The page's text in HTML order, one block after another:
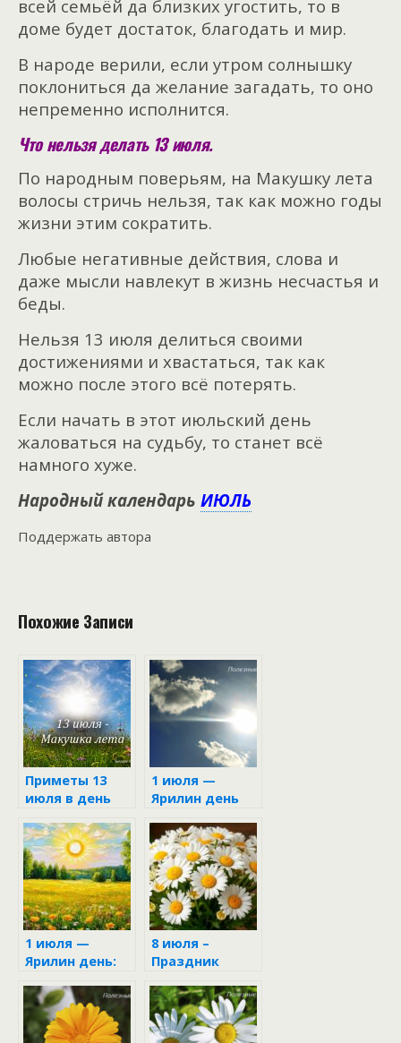
всей семьёй да близких угостить, то в
доме будет достаток, благодать и мир.
В народе верили, если утром солнышку
поклониться да желание загадать, то оно
непременно исполнится.
Что нельзя делать 13 июля.
По народным поверьям, на Макушку лета
волосы стричь нельзя, так как можно годы
жизни этим сократить.
Любые негативные действия, слова и
даже мысли навлекут в жизнь несчастья и
беды.
Нельзя 13 июля делиться своими
достижениями и хвастаться, так как
можно после этого всё потерять.
Если начать в этот июльский день
жаловаться на судьбу, то станет всё
намного хуже.
Народный календарь ИЮЛЬ
Поддержать автора
Похожие Записи
Приметы 13
июля в день
1 июля —
Ярилин день
1 июля —
Ярилин день:
приметы и
запреты
8 июля –
Праздник
Февронии в
народном
календаре